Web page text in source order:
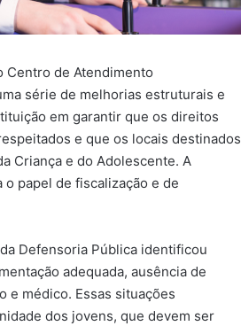
Centro de Atendimento
série de melhorias estruturais e
em garantir que os direitos
e que os locais destinados
Criança e do Adolescente. A
papel de fiscalização e de
Defensoria Pública identificou
adequada, ausência de
e médico. Essas situações
dos jovens, que devem ser